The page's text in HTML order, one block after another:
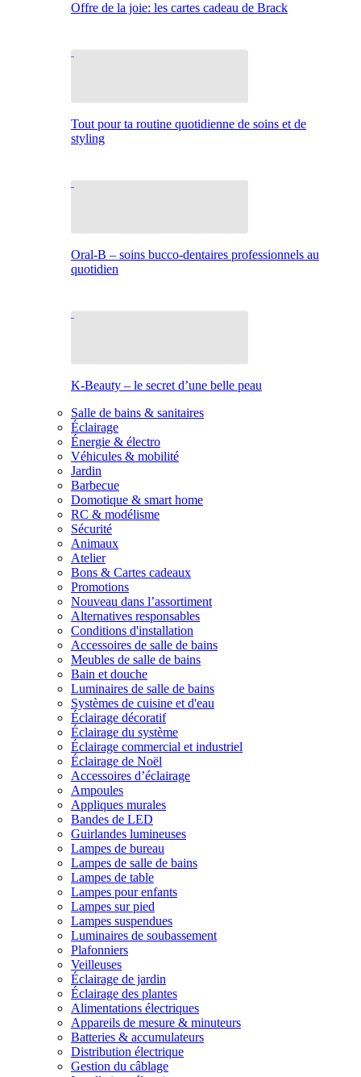
Offre de la joie: les cartes cadeau de Brack
Tout pour ta routine quotidienne de soins et de
styling
Oral-B – soins bucco-dentaires professionnels au
quotidien
K-Beauty – le secret d’une belle peau
Salle de bains & sanitaires
Éclairage
Énergie & électro
Véhicules & mobilité
Jardin
Barbecue
Domotique & smart home
RC & modélisme
Sécurité
Animaux
Atelier
Bons & Cartes cadeaux
Promotions
Nouveau dans l’assortiment
Alternatives responsables
Conditions d'installation
Accessoires de salle de bains
Meubles de salle de bains
Bain et douche
Luminaires de salle de bains
Systèmes de cuisine et d'eau
Éclairage décoratif
Éclairage du système
Éclairage commercial et industriel
Éclairage de Noël
Accessoires d’éclairage
Ampoules
Appliques murales
Bandes de LED
Guirlandes lumineuses
Lampes de bureau
Lampes de salle de bains
Lampes de table
Lampes pour enfants
Lampes sur pied
Lampes suspendues
Luminaires de soubassement
Plafonniers
Veilleuses
Éclairage de jardin
Éclairage des plantes
Alimentations électriques
Appareils de mesure & minuteurs
Batteries & accumulateurs
Distribution électrique
Gestion du câblage